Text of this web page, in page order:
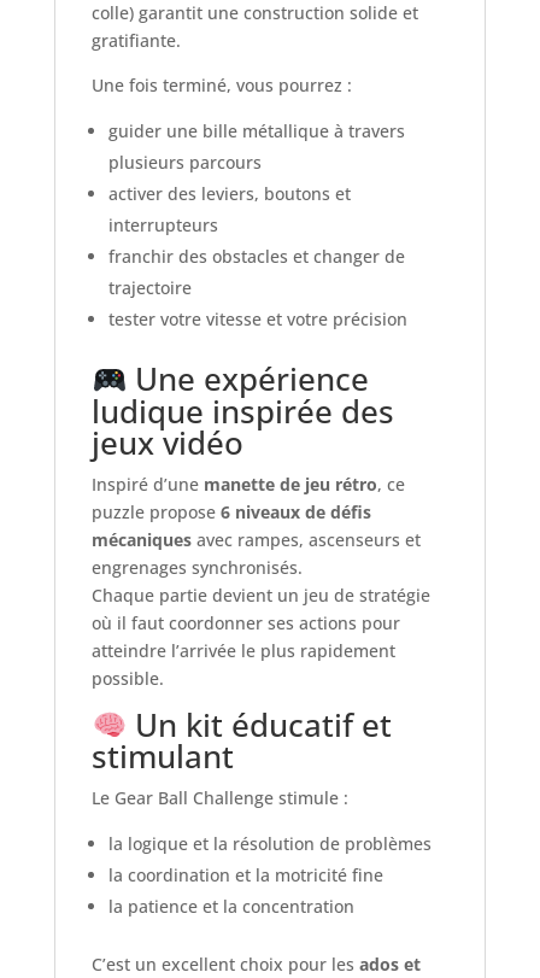
colle) garantit une construction solide et
gratifiante.
Une fois terminé, vous pourrez :
guider une bille métallique à travers
plusieurs parcours
activer des leviers, boutons et
interrupteurs
franchir des obstacles et changer de
trajectoire
tester votre vitesse et votre précision
Une expérience
ludique inspirée des
jeux vidéo
Inspiré d’une manette de jeu rétro, ce
puzzle propose 6 niveaux de défis
mécaniquesavec rampes, ascenseurs et
engrenages synchronisés.
Chaque partie devient un jeu de stratégie
où il faut coordonner ses actions pour
atteindre l’arrivée le plus rapidement
possible.
Un kit éducatif et
stimulant
Le Gear Ball Challenge stimule :
la logique et la résolution de problèmes
la coordination et la motricité fine
la patience et la concentration
C’est un excellent choix pour les ados et